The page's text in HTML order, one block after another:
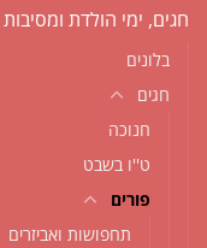
חגים, ימי הולדת ומסיבות
בלונים
חגים
חנוכה
ט''ו בשבט
פורים
תחפושות ואביזרים